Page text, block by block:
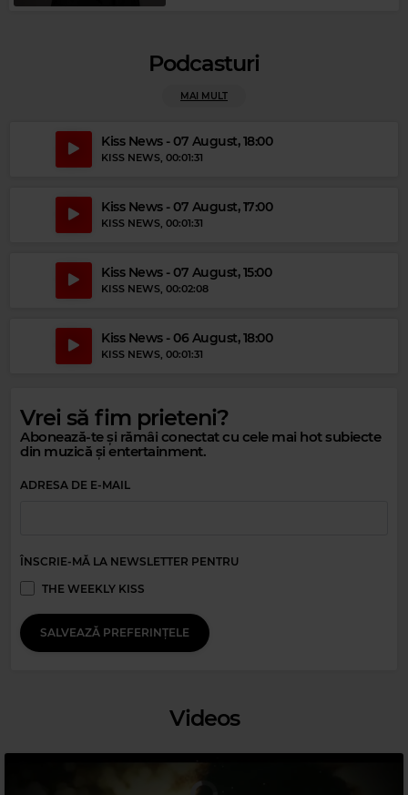
Magic 90s Hits
WHITE TOWN–
Magic Classic Music
Podcasturi
MAI MULT
Kiss News - 07 August, 18:00
KISS NEWS, 00:01:31
Kiss News - 07 August, 17:00
KISS NEWS, 00:01:31
Kiss News - 07 August, 15:00
KISS NEWS, 00:02:08
Kiss News - 06 August, 18:00
KISS NEWS, 00:01:31
Vrei să fim prieteni?
Abonează-te și rămâi conectat cu cele mai hot subiecte
din muzică și entertainment.
ADRESA DE E-MAIL
ÎNSCRIE-MĂ LA NEWSLETTER PENTRU
THE WEEKLY KISS
SALVEAZĂ PREFERINȚELE
Videos